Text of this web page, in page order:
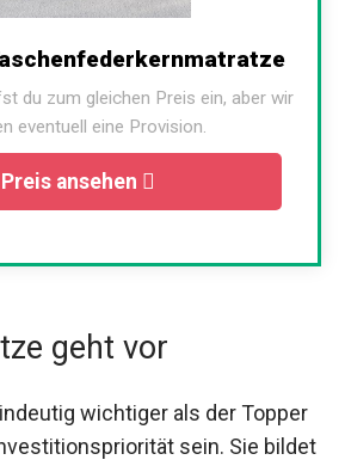
du zum gleichen Preis ein, aber wir
eventuell eine Provision.
Preis ansehen
geht vor
wichtiger als der Topper
sein. Sie bildet